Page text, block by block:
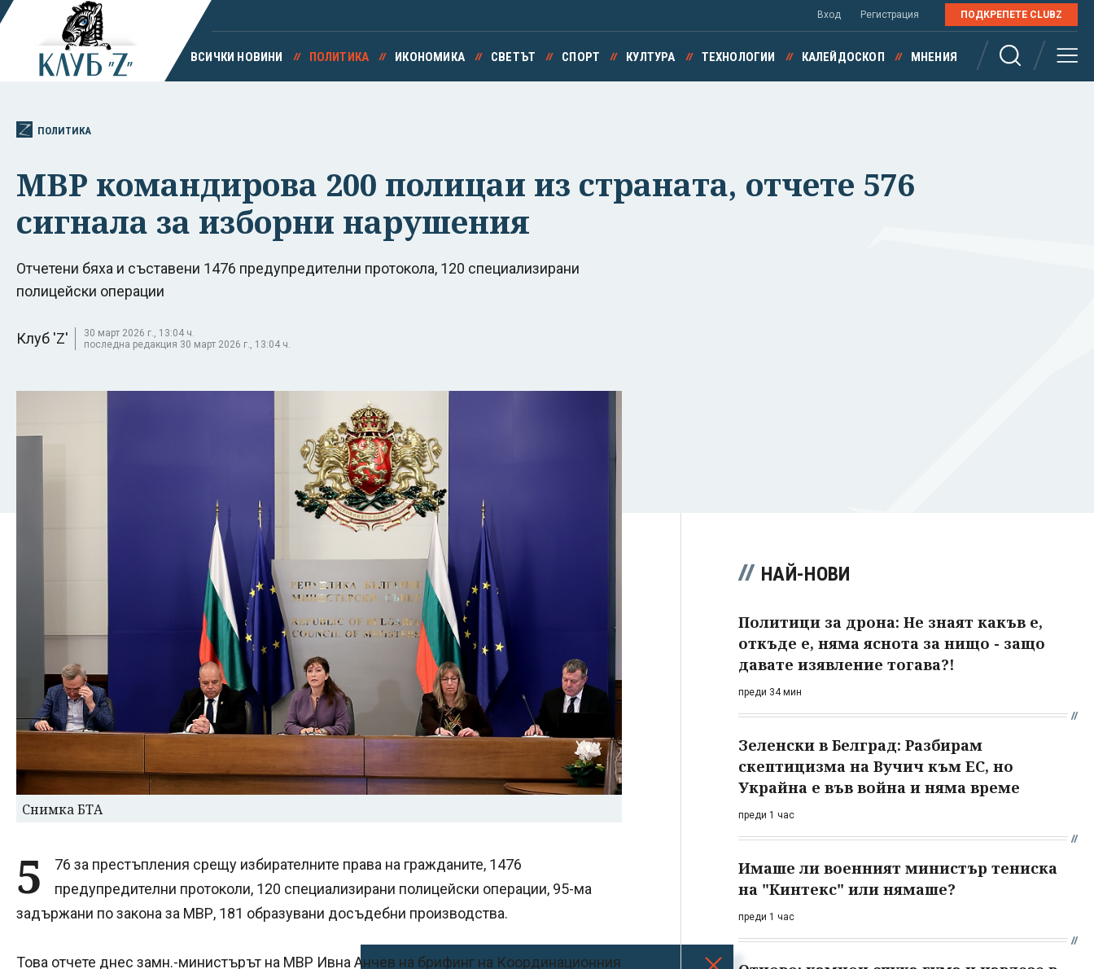
Вход Регистрация ПОДКРЕПЕТЕ CLUBZ
ВСИЧКИ НОВИНИ ПОЛИТИКА ИКОНОМИКА СВЕТЪТ СПОРТ КУЛТУРА ТЕХНОЛОГИИ КАЛЕЙДОСКОП МНЕНИЯ
ПОЛИТИКА
МВР командирова 200 полицаи из страната, отчете 576
сигнала за изборни нарушения
Отчетени бяха и съставени 1476 предупредителни протокола, 120 специализирани
полицейски операции
Клуб 'Z'
30 март 2026 г., 13:04 ч.
последна редакция 30 март 2026 г., 13:04 ч.
Снимка БТА
5
76 за престъпления срещу избирателните права на гражданите, 1476
предупредителни протоколи, 120 специализирани полицейски операции, 95-ма
задържани по закона за МВР, 181 образувани досъдебни производства.
Това отчете днес замн.-министърът на МВР Ивна Анчев на брифинг на Координационния
НАЙ-НОВИ
Политици за дрона: Не знаят какъв е,
откъде е, няма яснота за нищо - защо
давате изявление тогава?!
преди 34 мин
Зеленски в Белград: Разбирам
скептицизма на Вучич към ЕС, но
Украйна е във война и няма време
преди 1 час
Имаше ли военният министър тениска
на "Кинтекс" или нямаше?
преди 1 час